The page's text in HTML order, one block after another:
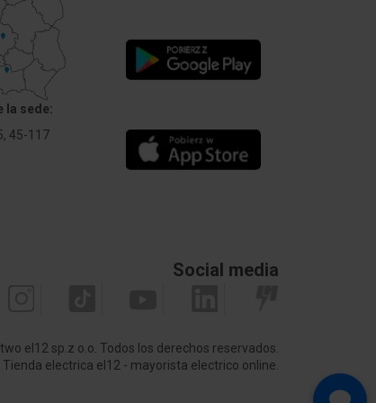
la sede:
45-117
Social media
el12 sp.z o.o. Todos los derechos reservados.
Tienda electrica el12 - mayorista electrico online.